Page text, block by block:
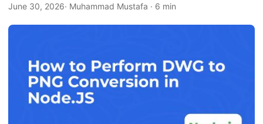
a
l
June 30, 2026· Muhammad Mustafa · 6 min